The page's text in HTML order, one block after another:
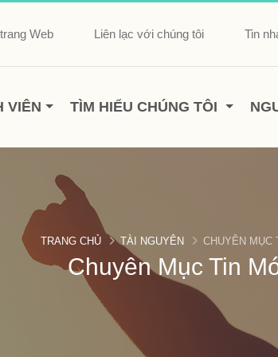
Web Liên lạc với chúng tôi Tin
VIÊN TÌM HIỂU CHÚNG TÔI
Chuyên Mục Tin
TRANG CHỦ TÀI NGUYÊN CHUYÊN MỤC